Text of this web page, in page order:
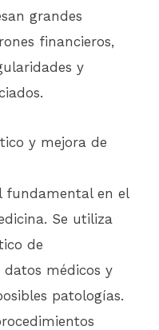
grandes
financieros,
y
y mejora de
fundamental en el
Se utiliza
de
médicos y
patologías.